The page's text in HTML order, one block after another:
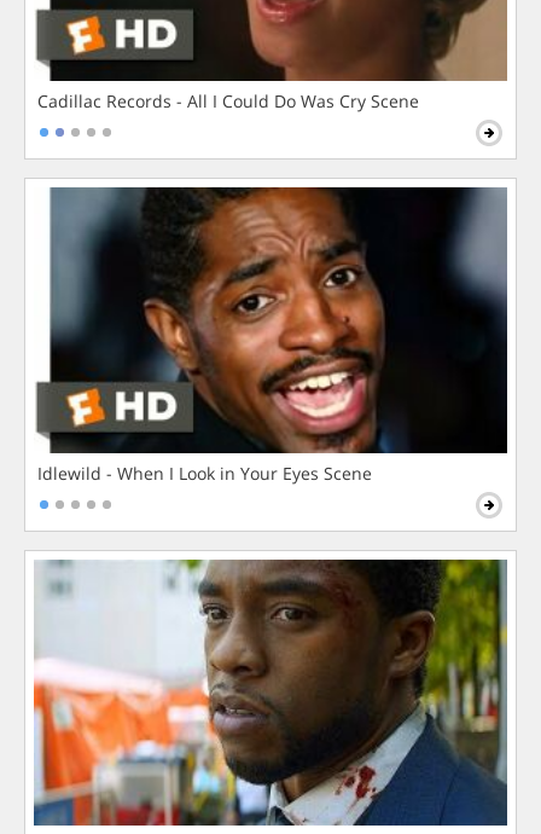
Cadillac Records - All I Could Do Was Cry Scene
Idlewild - When I Look in Your Eyes Scene